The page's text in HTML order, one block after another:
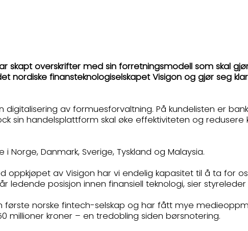
skapt overskrifter med sin forretningsmodell som skal
nordiske finansteknologiselskapet Visigon og gjør seg
av formuesforvaltning. På kundelisten er
sin handelsplattform skal øke effektiviteten og
Danmark, Sverige, Tyskland og Malaysia.
av Visigon har vi endelig kapasitet til å ta for
posisjon innen finansiell teknologi, sier styreleder
første norske fintech-selskap og har fått mye
millioner kroner – en tredobling siden børsnotering.